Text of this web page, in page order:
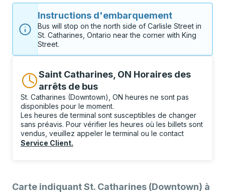
Instructions d'embarquement
Bus will stop on the north side of Carlisle Street in
St. Catharines, Ontario near the corner with King
Street.
Saint Catharines, ON Horaires des
arrêts de bus
St. Catharines (Downtown), ON heures ne sont pas
disponibles pour le moment.
Les heures de terminal sont susceptibles de changer
sans préavis. Pour vérifier les heures où les billets sont
vendus, veuillez appeler le terminal ou le contact
Service Client.
Carte indiquant St. Catharines (Downtown) à